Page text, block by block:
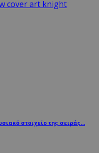
στοιχείο της σειράς…